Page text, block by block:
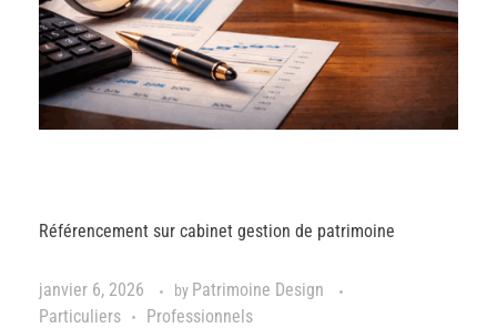
Référencement sur cabinet gestion de patrimoine
janvier 6, 2026 by Patrimoine Design
Particuliers
Professionnels